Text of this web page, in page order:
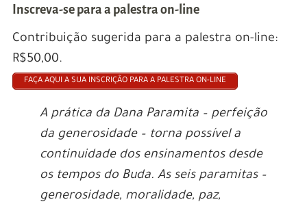
Inscreva-se para a palestra on-line
Contribuição sugerida para a palestra on-line:
R$50,00.
FAÇA AQUI A SUA INSCRIÇÃO PARA A PALESTRA ON-LINE
A prática da Dana Paramita – perfeição
da generosidade – torna possível a
continuidade dos ensinamentos desde
os tempos do Buda. As seis paramitas –
generosidade, moralidade, paz,